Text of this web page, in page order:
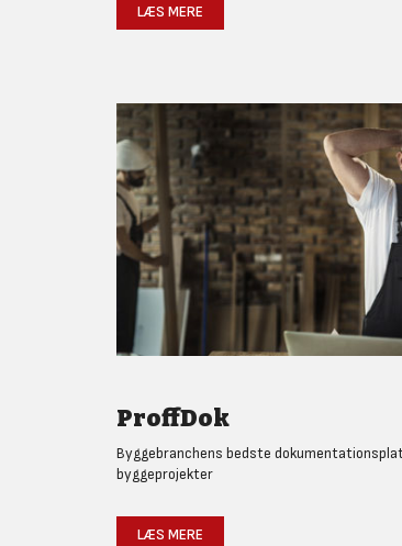
LÆS MERE
ProffDok
Byggebranchens bedste
byggeprojekter
LÆS MERE